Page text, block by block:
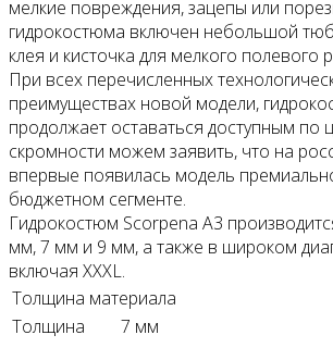
мелкие повреждения, зацепы или
гидрокостюма включен небольшой
клея и кисточка для мелкого полевого
При всех перечисленных
преимуществах новой модели,
продолжает оставаться доступным по
скромности можем заявить, что на
впервые появилась модель
бюджетном сегменте.
Гидрокостюм Scorpena A3
мм, 7 мм и 9 мм, а также в широком
включая XXXL.
Толщина материала
Толщина
7 мм